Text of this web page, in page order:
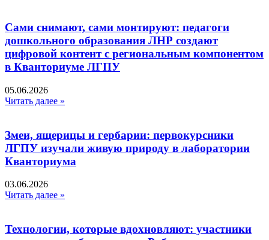
Сами снимают, сами монтируют: педагоги
дошкольного образования ЛНР создают
цифровой контент с региональным компонентом
в Кванториуме ЛГПУ​
05.06.2026
Читать далее »
Змеи, ящерицы и гербарии: первокурсники
ЛГПУ изучали живую природу в лаборатории
Кванториума
03.06.2026
Читать далее »
Технологии, которые вдохновляют: участники